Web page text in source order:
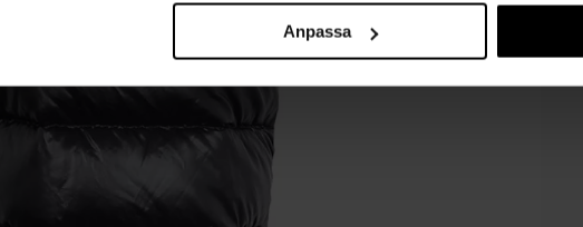
Anpassa